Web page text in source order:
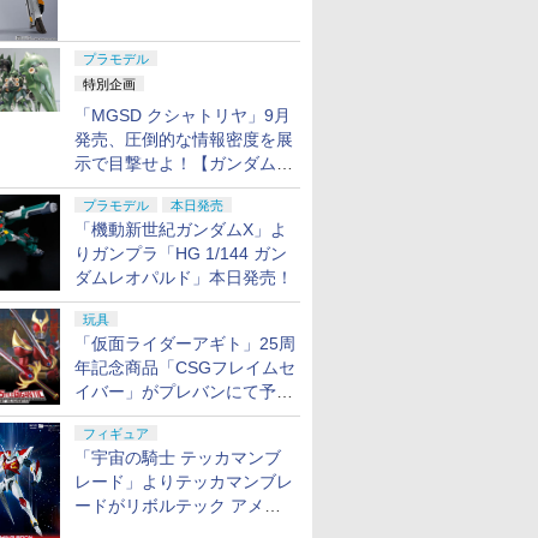
プラモデル
特別企画
「MGSD クシャトリヤ」9月
発売、圧倒的な情報密度を展
示で目撃せよ！【ガンダムベ
ース撮り下ろし】
プラモデル 本日発売
「機動新世紀ガンダムX」よ
りガンプラ「HG 1/144 ガン
ダムレオパルド」本日発売！
玩具
「仮面ライダーアギト」25周
年記念商品「CSGフレイムセ
イバー」がプレバンにて予約
開始
フィギュア
「宇宙の騎士 テッカマンブ
レード」よりテッカマンブレ
ードがリボルテック アメイ